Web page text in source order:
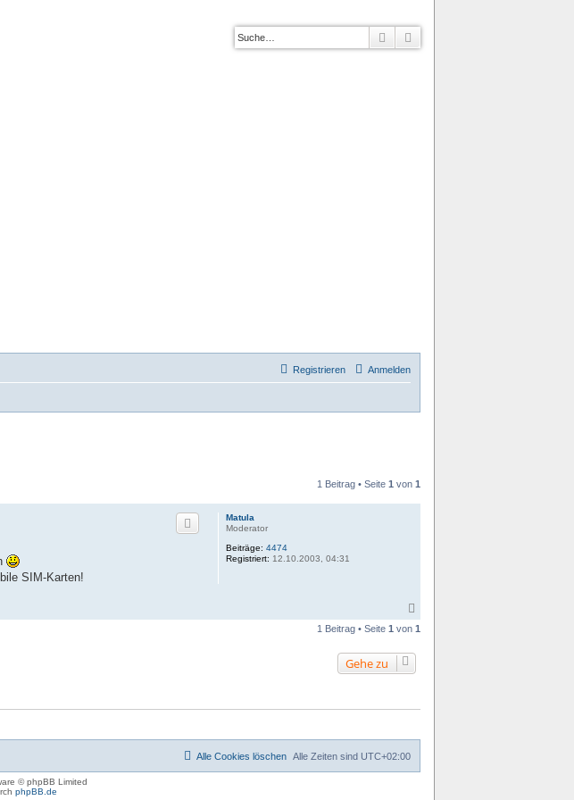
Suche
Anmelden
Registrieren
1 Beitrag • Seite 1 von 1
Matula
Moderator
Beiträge: 4474
Registriert: 12.10.2003, 04:31
SIM-Karten!
a
c
1 Beitrag • Seite 1 von 1
Gehe zu
Alle Zeiten sind UTC+02:00
Alle Cookies löschen
© phpBB Limited
phpBB.de